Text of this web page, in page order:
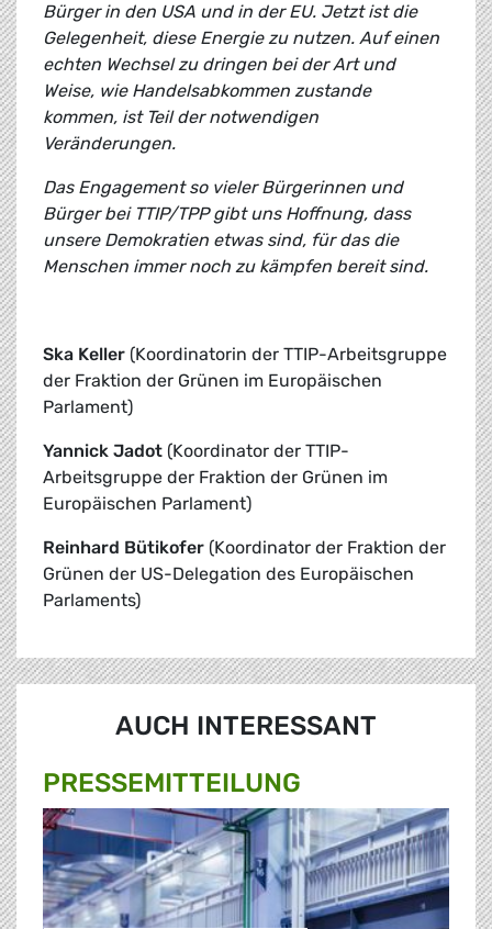
Bürger in den USA und in der EU. Jetzt ist die
Gelegenheit, diese Energie zu nutzen. Auf einen
echten Wechsel zu dringen bei der Art und
Weise, wie Handelsabkommen zustande
kommen, ist Teil der notwendigen
Veränderungen.
Das Engagement so vieler Bürgerinnen und
Bürger bei TTIP/TPP gibt uns Hoffnung, dass
unsere Demokratien etwas sind, für das die
Menschen immer noch zu kämpfen bereit sind.
Ska Keller (Koordinatorin der TTIP-Arbeitsgruppe
der Fraktion der Grünen im Europäischen
Parlament)
Yannick Jadot (Koordinator der TTIP-
Arbeitsgruppe der Fraktion der Grünen im
Europäischen Parlament)
Reinhard Bütikofer (Koordinator der Fraktion der
Grünen der US-Delegation des Europäischen
Parlaments)
AUCH INTERESSANT
PRESSE­MITTEILUNG